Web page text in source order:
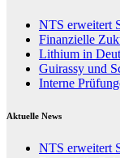
NTS erweitert
Finanzielle
Lithium in
Guirassy und
Interne
Aktuelle News
NTS erweitert